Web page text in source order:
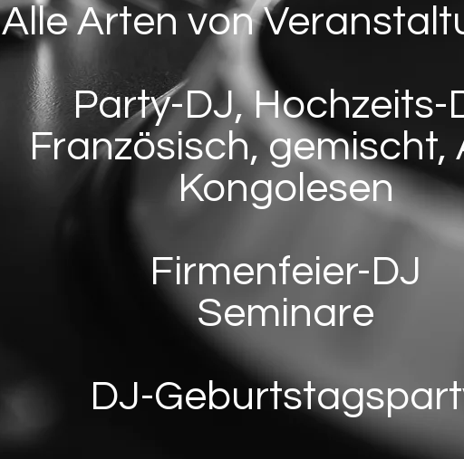
Alle Arten von
Party-DJ, Hochzeits-
Französisch, gemischt,
Kongolesen
Firmenfeier-DJ
Seminare
DJ-